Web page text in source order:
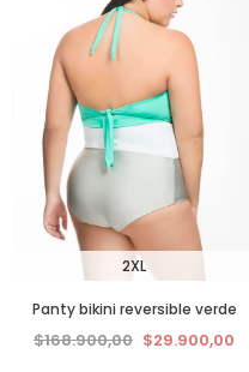
2XL
Panty bikini reversible verde
$168.900,00 $29.900,00